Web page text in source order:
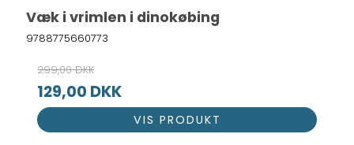
Væk i vrimlen i dinokøbing
9788775660773
299,00 DKK
129,00 DKK
VIS PRODUKT